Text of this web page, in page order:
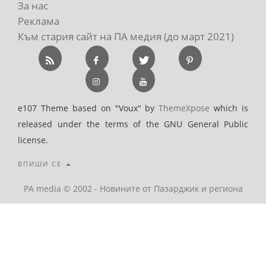
За нас
Реклама
Към стария сайт на ПА медия (до март 2021)
e107 Theme based on "Voux" byThemeXpose which is
released under the terms of the GNU General Public
license.
ВПИШИ СЕ
PA media © 2002 - Новините от Пазарджик и региона